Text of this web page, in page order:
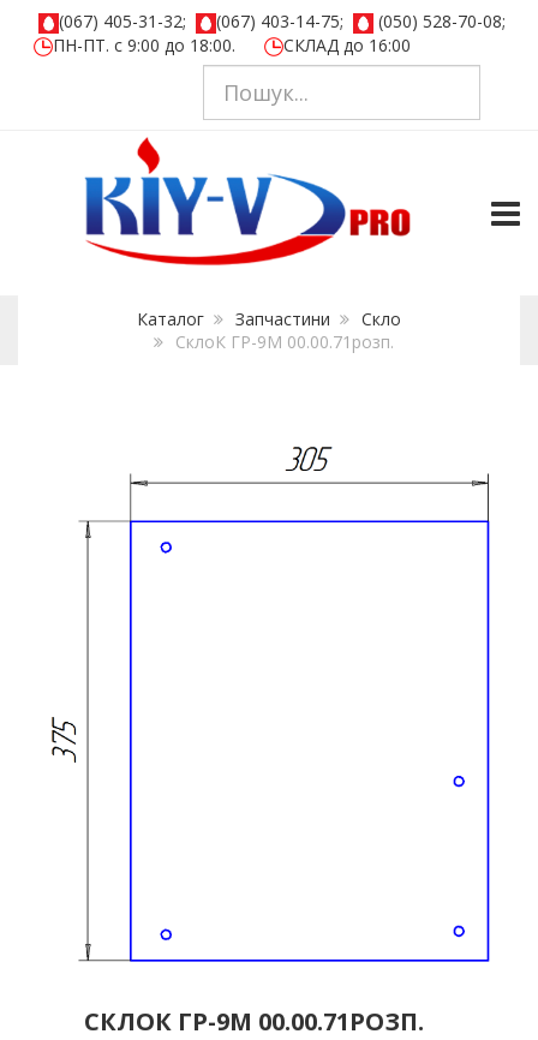
(067) 405-31-32; (067) 403-14-75;
(050) 528-70-08;
ПН-ПТ. с 9:00 до 18:00.
СКЛАД до 16:00
Каталог Запчастини
Скло
СклоК ГР-9М 00.00.71розп.
СКЛОК ГР-9М 00.00.71РОЗП.